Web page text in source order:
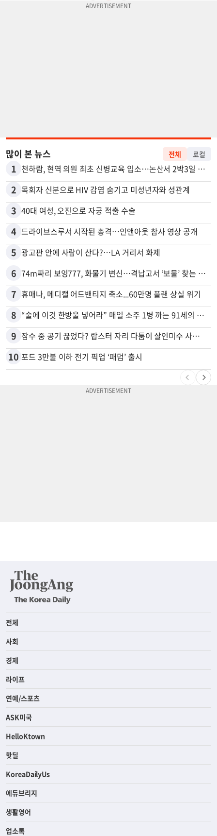
많이 본 뉴스 전체 로컬
1 천하람, 현역 의원 최초 신병교육 입소…논산서 2박3일 생활
2 목회자 신분으로 HIV 감염 숨기고 미성년자와 성관계
3 40대 여성, 오진으로 자궁 적출 수술
4 드라이브스루서 시작된 총격…인앤아웃 참사 영상 공개
5 광고판 안에 사람이 산다?…LA 거리서 화제
6 74m짜리 보잉777, 화물기 변신…격납고서 ‘보물’ 찾는 인천공항
7 휴매나, 메디캘 어드밴티지 축소...60만명 플랜 상실 위기
8 “술에 이것 한방울 넣어라” 매일 소주 1병 까는 91세의 철칙
9 잠수 중 공기 끊었다? 랍스터 자리 다툼이 살인미수 사건으로
10 포드 3만불 이하 전기 픽업 ‘패덤’ 출시
전체
사회
경제
라이프
연예/스포츠
ASK미국
HelloKtown
핫딜
KoreaDailyUs
에듀브리지
생활영어
업소록